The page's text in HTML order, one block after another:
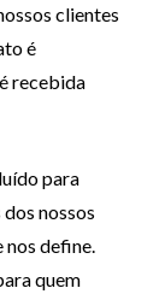
clientes
é
recebida
para
nossos
nos define.
quem